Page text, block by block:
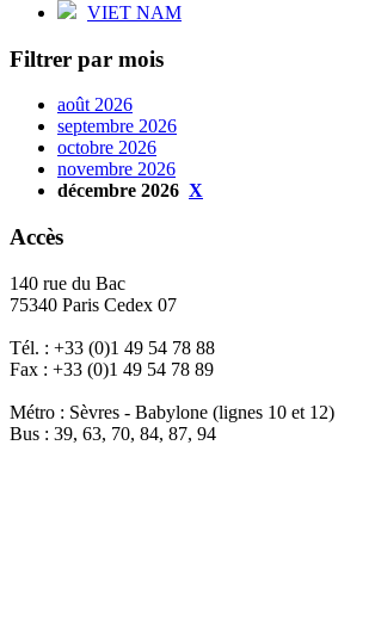
VIET NAM
Filtrer par mois
août 2026
septembre 2026
octobre 2026
novembre 2026
décembre 2026 X
Accès
140 rue du Bac
75340 Paris Cedex 07
Tél. : +33 (0)1 49 54 78 88
Fax : +33 (0)1 49 54 78 89
Métro : Sèvres - Babylone (lignes 10 et 12)
Bus : 39, 63, 70, 84, 87, 94